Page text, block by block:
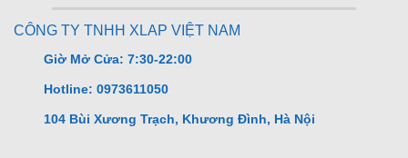
CÔNG TY TNHH XLAP VIỆT NAM
Giờ Mở Cửa: 7:30-22:00
Hotline: 0973611050
104 Bùi Xương Trạch, Khương Đình, Hà Nội